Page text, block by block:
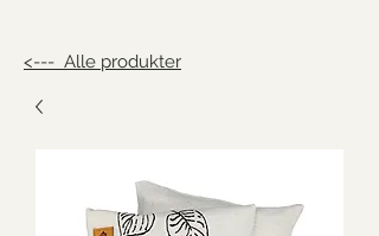
<--- Alle produkter